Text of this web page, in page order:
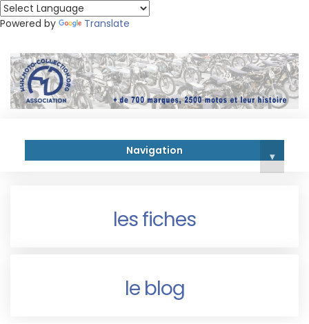
Powered by Translate
Navigation ▾
les fiches
le blog